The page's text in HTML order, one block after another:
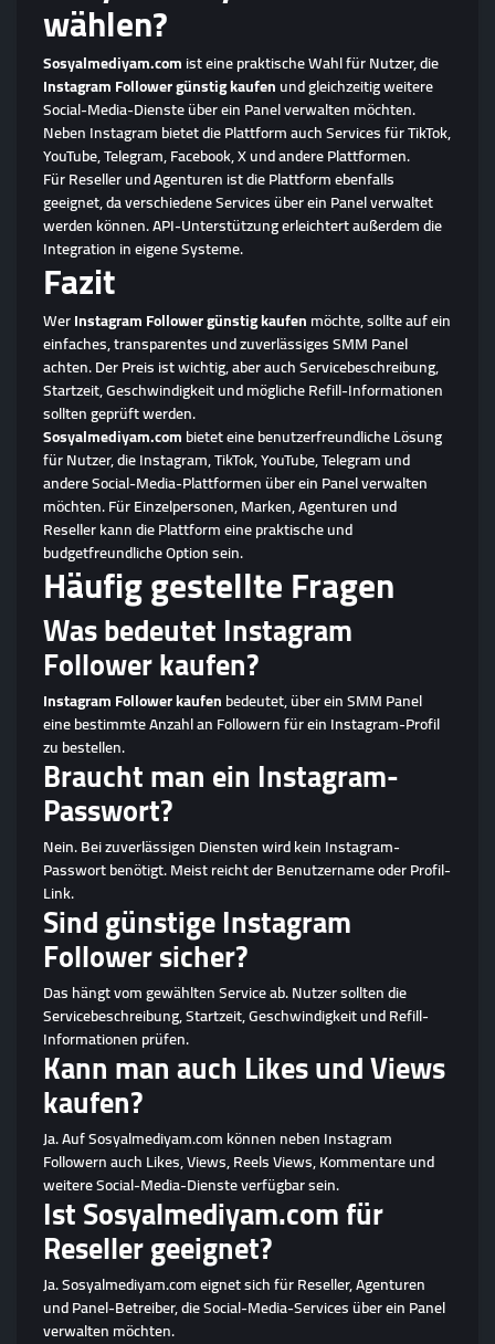
wählen?
Sosyalmediyam.comist eine praktische Wahl für Nutzer, die
Instagram Follower günstig kaufenund gleichzeitig weitere
Social-Media-Dienste über ein Panel verwalten möchten.
Neben Instagram bietet die Plattform auch Services für TikTok,
YouTube, Telegram, Facebook, X und andere Plattformen.
Für Reseller und Agenturen ist die Plattform ebenfalls
geeignet, da verschiedene Services über ein Panel verwaltet
werden können. API-Unterstützung erleichtert außerdem die
Integration in eigene Systeme.
Fazit
WerInstagram Follower günstig kaufenmöchte, sollte auf ein
einfaches, transparentes und zuverlässiges SMM Panel
achten. Der Preis ist wichtig, aber auch Servicebeschreibung,
Startzeit, Geschwindigkeit und mögliche Refill-Informationen
sollten geprüft werden.
Sosyalmediyam.combietet eine benutzerfreundliche Lösung
für Nutzer, die Instagram, TikTok, YouTube, Telegram und
andere Social-Media-Plattformen über ein Panel verwalten
möchten. Für Einzelpersonen, Marken, Agenturen und
Reseller kann die Plattform eine praktische und
budgetfreundliche Option sein.
Häufig gestellte Fragen
Was bedeutet Instagram
Follower kaufen?
Instagram Follower kaufenbedeutet, über ein SMM Panel
eine bestimmte Anzahl an Followern für ein Instagram-Profil
zu bestellen.
Braucht man ein Instagram-
Passwort?
Nein. Bei zuverlässigen Diensten wird kein Instagram-
Passwort benötigt. Meist reicht der Benutzername oder Profil-
Link.
Sind günstige Instagram
Follower sicher?
Das hängt vom gewählten Service ab. Nutzer sollten die
Servicebeschreibung, Startzeit, Geschwindigkeit und Refill-
Informationen prüfen.
Kann man auch Likes und Views
kaufen?
Ja. Auf Sosyalmediyam.com können neben Instagram
Followern auch Likes, Views, Reels Views, Kommentare und
weitere Social-Media-Dienste verfügbar sein.
Ist Sosyalmediyam.com für
Reseller geeignet?
Ja. Sosyalmediyam.com eignet sich für Reseller, Agenturen
und Panel-Betreiber, die Social-Media-Services über ein Panel
verwalten möchten.